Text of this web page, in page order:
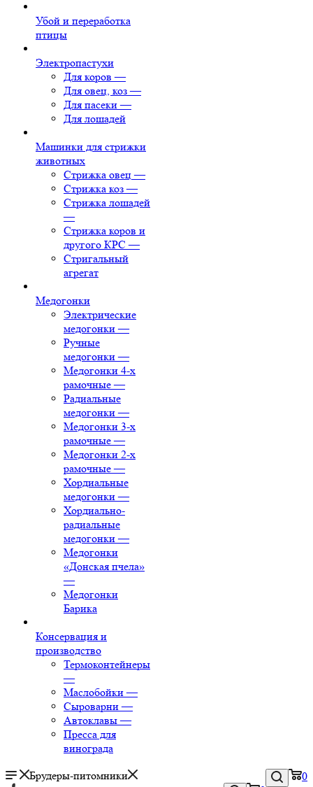
Убой и переработка
птицы
Электропастухи
Для коров —
Для овец, коз —
Для пасеки —
Для лошадей
Машинки для стрижки
животных
Стрижка овец —
Стрижка коз —
Стрижка лошадей
—
Стрижка коров и
другого КРС —
Стригальный
агрегат
Медогонки
Электрические
медогонки —
Ручные
медогонки —
Медогонки 4-х
рамочные —
Радиальные
медогонки —
Медогонки 3-х
рамочные —
Медогонки 2-х
рамочные —
Хордиальные
медогонки —
Хордиально-
радиальные
медогонки —
Медогонки
«Донская пчела»
—
Медогонки
Барика
Консервация и
производство
Термоконтейнеры
—
Маслобойки —
Сыроварни —
Автоклавы —
Пресса для
винограда
0
Брудеры-питомники